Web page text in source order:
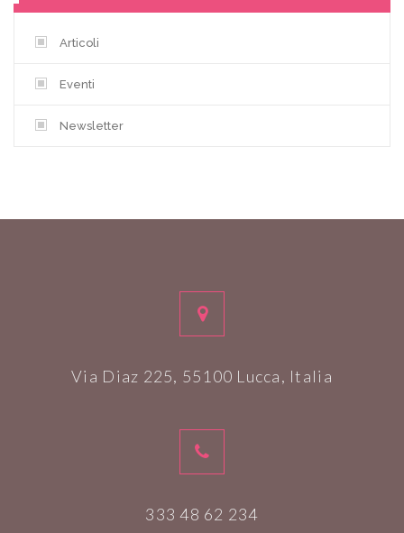
Articoli
Eventi
Newsletter
Via Diaz 225, 55100 Lucca, Italia
333 48 62 234